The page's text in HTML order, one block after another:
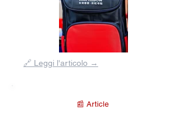
dalla
galleria
🔗 Leggi l'articolo →
📰 Article